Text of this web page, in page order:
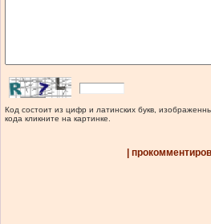
Код состоит из цифр и латинских букв,
кода кликните на картинке.
|